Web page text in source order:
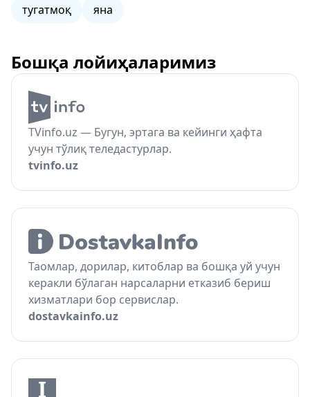
тугатмоқ
яна
Бошқа лойиҳаларимиз
TVinfo.uz — Бугун, эртага ва кейинги ҳафта
учун тўлиқ теледастурлар.
tvinfo.uz
Таомлар, дорилар, китоблар ва бошқа уй учун
керакли бўлаган нарсаларни етказиб бериш
хизматлари бор сервислар.
dostavkainfo.uz